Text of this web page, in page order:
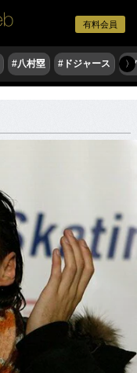
有料会員
#八村塁 #ドジャース #
〉